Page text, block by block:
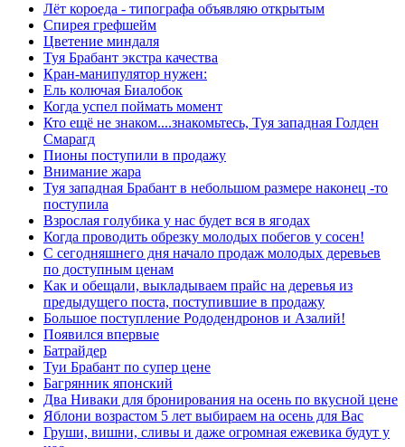
Лёт короеда - типографа объявляю открытым
Спирея грефшейм
Цветение миндаля
Туя Брабант экстра качества
Кран-манипулятор нужен:
Ель колючая Биалобок
Когда успел поймать момент
Кто ещё не знаком....знакомьтесь, Туя западная Голден
Смарагд
Пионы поступили в продажу
Внимание жара
Туя западная Брабант в небольшом размере наконец -то
поступила
Взрослая голубика у нас будет вся в ягодах
Когда проводить обрезку молодых побегов у сосен!
С сегодняшнего дня начало продаж молодых деревьев
по доступным ценам
Как и обещали, выкладываем прайс на деревья из
предыдущего поста, поступившие в продажу
Большое поступление Рододендронов и Азалий!
Появился впервые
Батрайдер
Туи Брабант по супер цене
Багрянник японский
Два Ниваки для бронирования на осень по вкусной цене
Яблони возрастом 5 лет выбираем на осень для Вас
Груши, вишни, сливы и даже огромная ежевика будут у